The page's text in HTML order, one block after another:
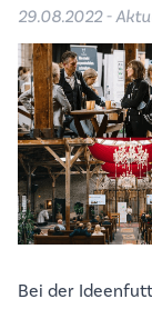
29.08.2022 -
Bei der